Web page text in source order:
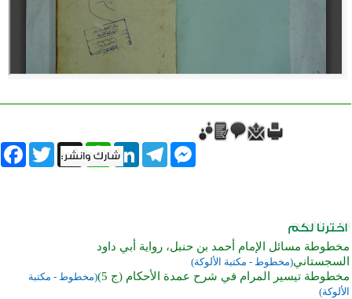
Twitter X
WhatsAppLinkedInTelegram
Messenger
مخطوطة مسائل الإمام أحمد بن حنبل، رواية أبي داود
السجستاني(مخطوط - مكتبة الألوكة)
مخطوطة تيسير المرام في شرح عمدة الأحكام (ج 5)
(مخطوط - مكتبة
الألوكة)